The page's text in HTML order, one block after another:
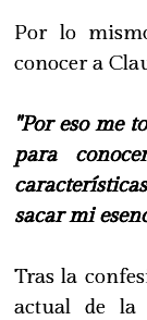
Por lo
conocer a
"Por eso me
para
sacar mi
Tras la
actual de la